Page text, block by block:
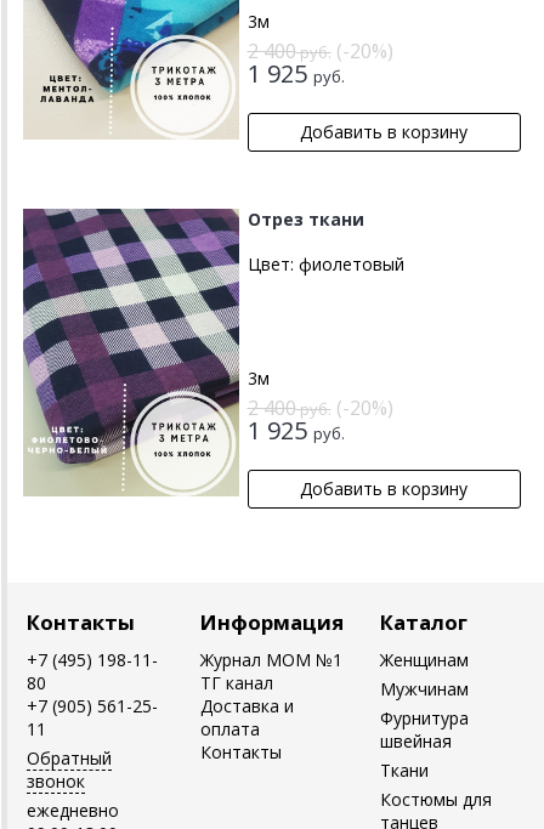
3м
2 400руб.(-20%)
1 925 руб.
Отрез ткани
Цвет: фиолетовый
3м
2 400руб.(-20%)
1 925руб.
Контакты
+7 (495) 198-11-
80
+7 (905) 561-25-
11
Обратный
звонок
ежедневно
Информация
Журнал MOM №1
ТГ канал
Доставка и
оплата
Контакты
Каталог
Женщинам
Мужчинам
Фурнитура
швейная
Ткани
Костюмы для
танцев